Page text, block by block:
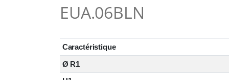
EUA.06BLN
Caractéristique
Ø R1